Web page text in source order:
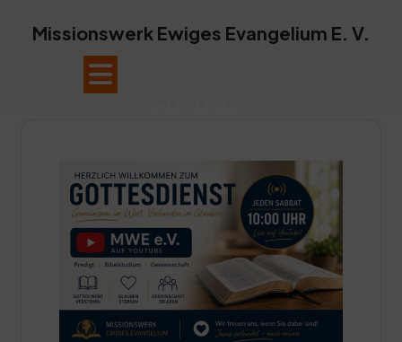
Missionswerk Ewiges Evangelium E. V.